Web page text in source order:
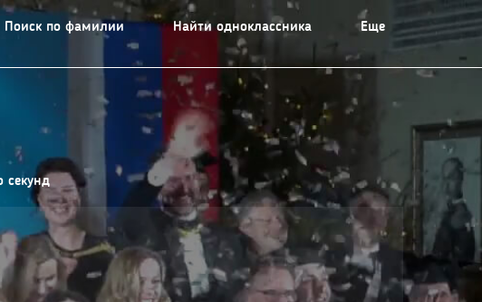
Поиск по фамилии Найти одноклассника Еще
секунд